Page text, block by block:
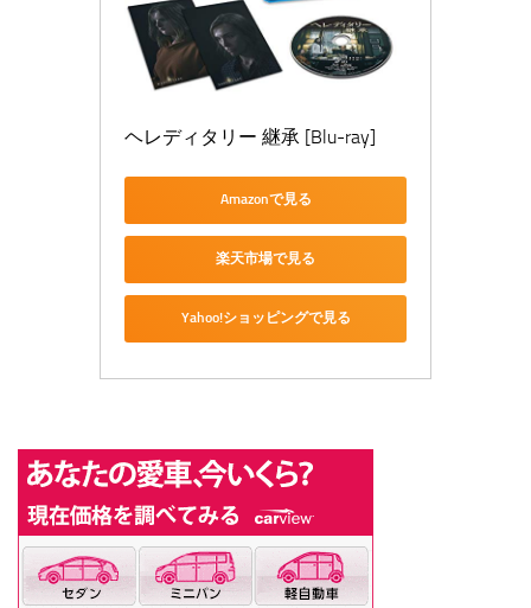
ヘレディタリー 継承 [Blu-ray]
Amazonで見る
楽天市場で見る
Yahoo!ショッピングで見る